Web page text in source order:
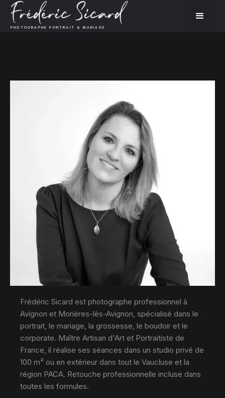
PHOTOGRAPHE PORTRAIT & MARIAGE
Frédéric Sicard est photographe professionnel à
Avignon et Morières-lès-Avignon, spécialisé dans le
portrait, le mariage, la grossesse, le boudoir et le
corporate. Maître Artisan d'Art et Portraitiste de
France, il réalise ses séances dans un studio privé de
100 m² ou en extérieur dans tout le Vaucluse et la
région PACA. Retouche professionnelle incluse dans
toutes les formules.